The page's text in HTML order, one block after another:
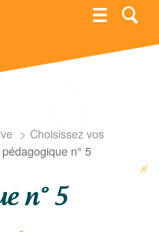
Choisissez vos
n° 5
n° 5